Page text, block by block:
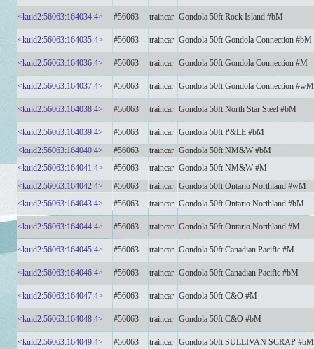
<kuid2:56063:164034:4> #56063 traincar Gondola 50ft Rock Island #bM
<kuid2:56063:164035:4> #56063 traincar Gondola 50ft Gondola Connection #bM
<kuid2:56063:164036:4> #56063 traincar Gondola 50ft Gondola Connection #M
<kuid2:56063:164037:4> #56063 traincar Gondola 50ft Gondola Connection #wM
<kuid2:56063:164038:4> #56063 traincar Gondola 50ft North Star Steel #bM
<kuid2:56063:164039:4> #56063 traincar Gondola 50ft P&LE #bM
<kuid2:56063:164040:4>
#56063 traincar Gondola 50ft NM&W #bM
<kuid2:56063:164041:4>
#56063 traincar Gondola 50ft NM&W #M
<kuid2:56063:164042:4>
#56063 traincar Gondola 50ft Ontario Northland #wM
<kuid2:56063:164043:4>
#56063 traincar Gondola 50ft Ontario Northland #bM
<kuid2:56063:164044:4> #56063 traincar Gondola 50ft Ontario Northland #M
<kuid2:56063:164045:4> #56063 traincar Gondola 50ft Canadian Pacific #M
<kuid2:56063:164046:4> #56063 traincar Gondola 50ft Canadian Pacific #bM
<kuid2:56063:164047:4> #56063 traincar Gondola 50ft C&O #M
<kuid2:56063:164048:4> #56063 traincar Gondola 50ft C&O #bM
<kuid2:56063:164049:4> #56063 traincar Gondola 50ft SULLIVAN SCRAP #bM